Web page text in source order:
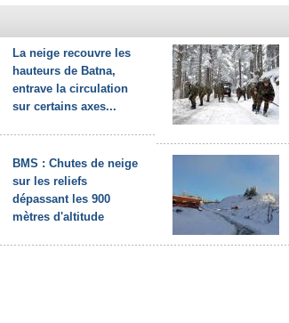
La neige recouvre les
hauteurs de Batna,
entrave la circulation
sur certains axes...
BMS : Chutes de neige
sur les reliefs
dépassant les 900
mètres d'altitude